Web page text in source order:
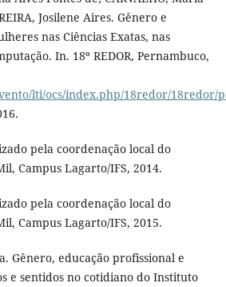
Josilene Aires. Gênero e
nas Ciências Exatas, nas
In. 18º REDOR, Pernambuco,
lti/ocs/index.php/18redor/18redor/
pela coordenação local do
Campus Lagarto/IFS, 2014.
pela coordenação local do
Campus Lagarto/IFS, 2015.
Gênero, educação profissional e
e sentidos no cotidiano do Instituto